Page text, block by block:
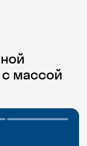
массой